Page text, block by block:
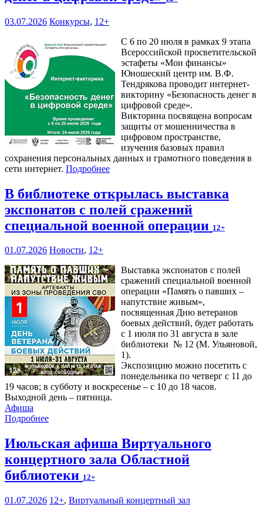
03.07.2026 Конкурсы, 12+
С 6 по 20 июля в рамках 9 этапа
Всероссийской просветительской
эстафеты «Мои финансы»
Юношеский центр им. В.Ф.
Тендрякова проводит интернет-
викторину «Безопасность денег в
цифровой среде».
Викторина посвящена вопросам
защиты от мошенничества в
цифровом пространстве,
изучения базовых правил
сохранения персональных данных и грамотного поведения в
сети интернет. Подробнее
В библиотеке открылась выставка
экспонатов с полей сражений
специальной военной операции 12+
01.07.2026 Новости, 12+
Выставка экспонатов с полей
сражений специальной военной
операции «Память о павших –
напутствие живым»,
посвященная Дню ветеранов
боевых действий, будет работать
с 1 июля по 31 августа в зале
библиотеки № 12 (М. Ульяновой,
1).
Экспозицию можно посетить с
понедельника по четверг с 11 до
19 часов; в субботу и воскресенье – с 10 до 18 часов.
Выходной день – пятница.
Афиша
Подробнее
Июльская афиша Виртуального
концертного зала Областной
библиотеки 12+
01.07.2026 12+, Виртуальный концертный зал